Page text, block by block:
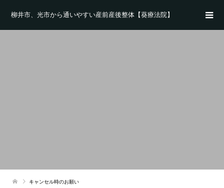
柳井市、光市から通いやすい産前産後整体【葵療法院】
キャンセル時のお願い